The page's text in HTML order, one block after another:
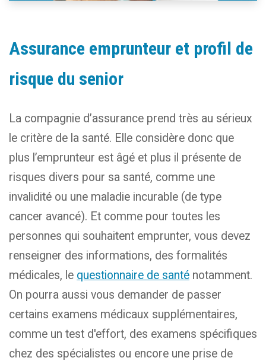
Assurance emprunteur et profil de
risque du senior
La compagnie d’assurance prend très au sérieux
le critère de la santé. Elle considère donc que
plus l’emprunteur est âgé et plus il présente de
risques divers pour sa santé, comme une
invalidité ou une maladie incurable (de type
cancer avancé). Et comme pour toutes les
personnes qui souhaitent emprunter, vous devez
renseigner des informations, des formalités
médicales, le questionnaire de santé notamment.
On pourra aussi vous demander de passer
certains examens médicaux supplémentaires,
comme un test d'effort, des examens spécifiques
chez des spécialistes ou encore une prise de